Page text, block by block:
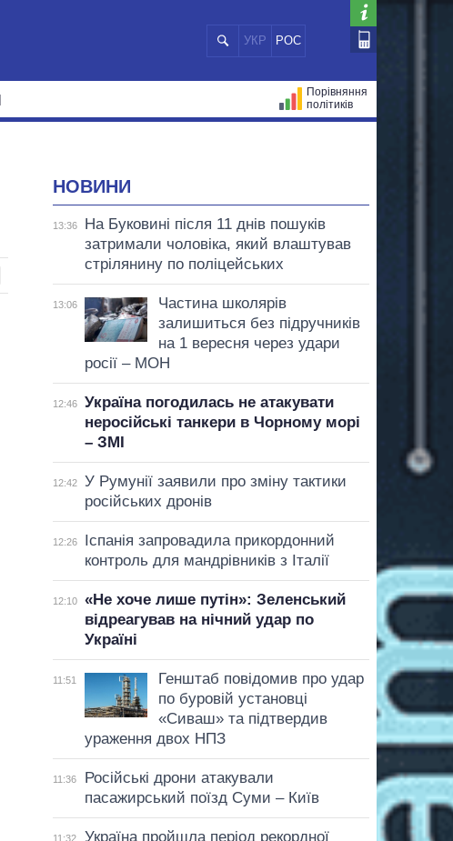
УКР РОС
Порівняння
політиків
НОВИНИ
13:36
На Буковині після 11 днів пошуків
затримали чоловіка, який влаштував
стрілянину по поліцейських
13:06
Частина школярів
залишиться без підручників
на 1 вересня через удари
росії – МОН
12:46
Україна погодилась не атакувати
неросійські танкери в Чорному морі
– ЗМІ
12:42
У Румунії заявили про зміну тактики
російських дронів
12:26
Іспанія запровадила прикордонний
контроль для мандрівників з Італії
12:10
«Не хоче лише путін»: Зеленський
відреагував на нічний удар по
Україні
11:51
Генштаб повідомив про удар
по буровій установці
«Сиваш» та підтвердив
ураження двох НПЗ
11:36
Російські дрони атакували
пасажирський поїзд Суми – Київ
11:32
Україна пройшла період рекордної